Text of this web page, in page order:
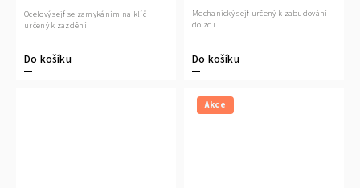
Do košíku
Ocelový sejf se zamykáním na klíč
určený k zazdění
Do košíku
Mechanický sejf určený k zabudování
do zdi
Akce